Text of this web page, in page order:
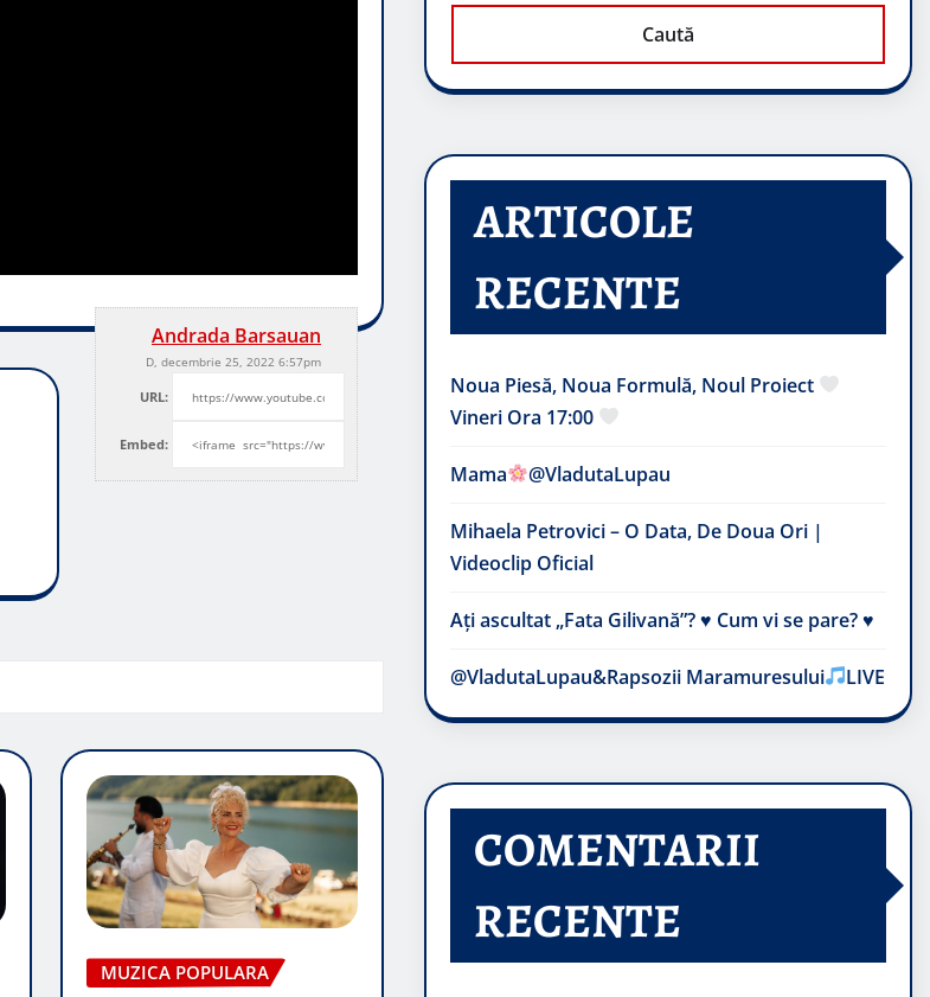
Andrada Barsauan
D, decembrie 25, 2022 6:57pm
URL:
Embed:
MUZICA POPULARA
Caută
ARTICOLE
RECENTE
Noua Piesă, Noua Formulă, Noul Proiect
Vineri Ora 17:00
Mama @VladutaLupau
Mihaela Petrovici – O Data, De Doua Ori |
Videoclip Oficial
Ați ascultat „Fata Gilivană”? ♥️ Cum vi se pare? ♥️
@VladutaLupau&Rapsozii Maramuresului LIVE
COMENTARII
RECENTE